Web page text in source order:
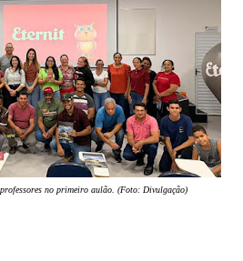
no primeiro aulão. (Foto: Divulgação)